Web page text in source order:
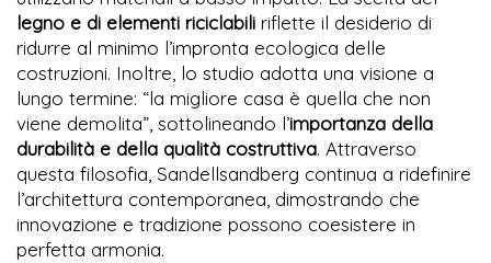
legno e di elementi riciclabili riflette il desiderio di
ridurre al minimo l’impronta ecologica delle
costruzioni. Inoltre, lo studio adotta una visione a
lungo termine: “la migliore casa è quella che non
viene demolita”, sottolineando l’importanza della
durabilità e della qualità costruttiva. Attraverso
questa filosofia, Sandellsandberg continua a ridefinire
l’architettura contemporanea, dimostrando che
innovazione e tradizione possono coesistere in
perfetta armonia.